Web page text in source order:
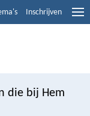
Inschrijven
die bij Hem